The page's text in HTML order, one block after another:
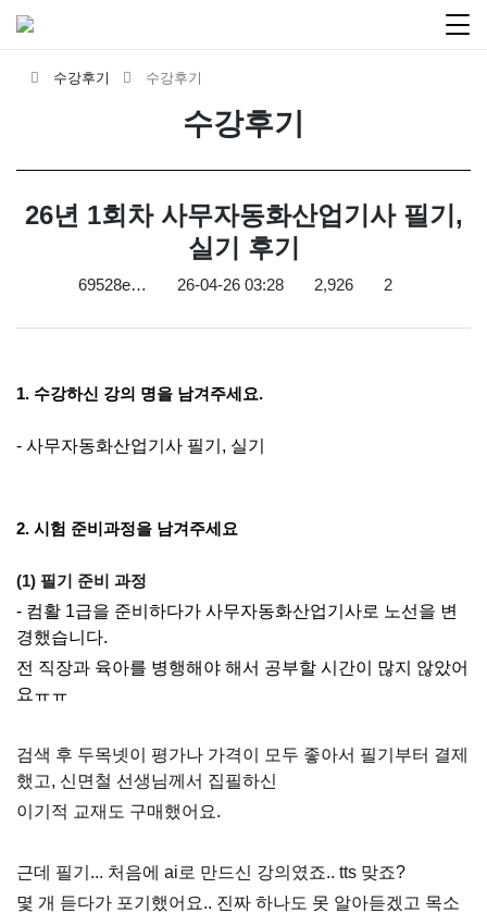
수강후기 수강후기
수강후기
26년 1회차 사무자동화산업기사 필기,
실기 후기
69528e… 26-04-26 03:28 2,926 2
1. 수강하신 강의 명을 남겨주세요.
- 사무자동화산업기사 필기, 실기
2. 시험 준비과정을 남겨주세요
(1) 필기 준비 과정
- 컴활 1급을 준비하다가 사무자동화산업기사로 노선을 변
경했습니다.
전 직장과 육아를 병행해야 해서 공부할 시간이 많지 않았어
요ㅠㅠ
검색 후 두목넷이 평가나 가격이 모두 좋아서 필기부터 결제
했고, 신면철 선생님께서 집필하신
이기적 교재도 구매했어요.
근데 필기... 처음에 ai로 만드신 강의였죠.. tts 맞죠?
몇 개 듣다가 포기했어요.. 진짜 하나도 못 알아듣겠고 목소